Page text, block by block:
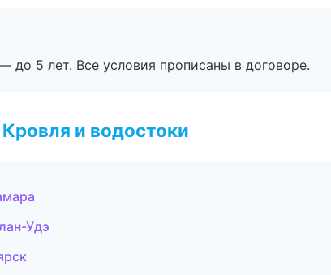
до 5 лет. Все условия прописаны в договоре.
и водостоки
Удэ